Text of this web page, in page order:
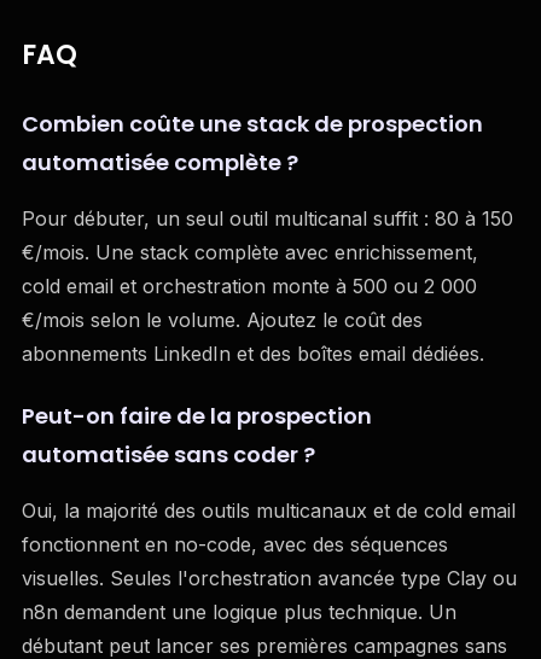
FAQ
Combien coûte une stack de prospection
automatisée complète ?
Pour débuter, un seul outil multicanal suffit : 80 à 150
€/mois. Une stack complète avec enrichissement,
cold email et orchestration monte à 500 ou 2 000
€/mois selon le volume. Ajoutez le coût des
abonnements LinkedIn et des boîtes email dédiées.
Peut-on faire de la prospection
automatisée sans coder ?
Oui, la majorité des outils multicanaux et de cold email
fonctionnent en no-code, avec des séquences
visuelles. Seules l'orchestration avancée type Clay ou
n8n demandent une logique plus technique. Un
débutant peut lancer ses premières campagnes sans